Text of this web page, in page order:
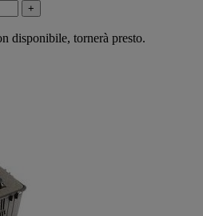
+
disponibile, tornerà presto.